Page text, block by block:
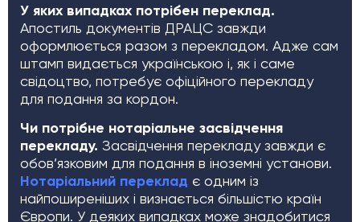
У яких випадках потрібен переклад.
Апостиль документів ДРАЦС завжди
оформлюється разом з перекладом. Адже сам
штамп видається українською і, як і саме
свідоцтво, потребує офіційного перекладу
для подання за кордон.
Чи потрібне нотаріальне засвідчення
перекладу. Засвідчення перекладу завжди є
обов’язковим для подання в іноземні установи.
Нотаріальний переклад є одним із
найпоширеніших і визнається більшістю країн
Європи. У деяких випадках може знадобитися